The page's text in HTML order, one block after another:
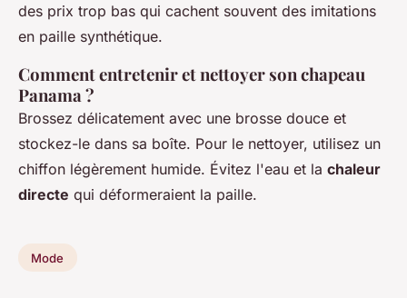
des prix trop bas qui cachent souvent des imitations
en paille synthétique.
Comment entretenir et nettoyer son chapeau
Panama ?
Brossez délicatement avec une brosse douce et
stockez-le dans sa boîte. Pour le nettoyer, utilisez un
chiffon légèrement humide. Évitez l'eau et la chaleur
directe qui déformeraient la paille.
Mode